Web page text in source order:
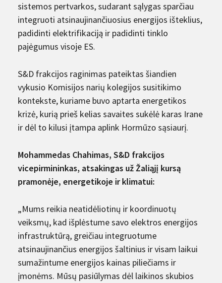
sistemos pertvarkos, sudarant sąlygas sparčiau
integruoti atsinaujinančiuosius energijos išteklius,
padidinti elektrifikaciją ir padidinti tinklo
pajėgumus visoje ES.
S&D frakcijos raginimas pateiktas šiandien
vykusio Komisijos narių kolegijos susitikimo
kontekste, kuriame buvo aptarta energetikos
krizė, kurią prieš kelias savaites sukėlė karas Irane
ir dėl to kilusi įtampa aplink Hormūzo sąsiaurį.
Mohammedas Chahimas, S&D frakcijos
vicepirmininkas, atsakingas už Žaliąjį kursą
pramonėje, energetikoje ir klimatui:
„Mums reikia neatidėliotinų ir koordinuotų
veiksmų, kad išplėstume savo elektros energijos
infrastruktūrą, greičiau integruotume
atsinaujinančius energijos šaltinius ir visam laikui
sumažintume energijos kainas piliečiams ir
įmonėms. Mūsų pasiūlymas dėl laikinos skubios